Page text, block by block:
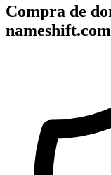
Compra de
nameshift.com